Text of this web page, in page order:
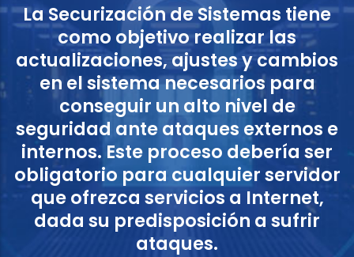
La Securización de Sistemas tiene
como objetivo realizar las
actualizaciones, ajustes y cambios
en el sistema necesarios para
conseguir un alto nivel de
seguridad ante ataques externos e
internos. Este proceso debería ser
obligatorio para cualquier servidor
que ofrezca servicios a Internet,
dada su predisposición a sufrir
ataques.